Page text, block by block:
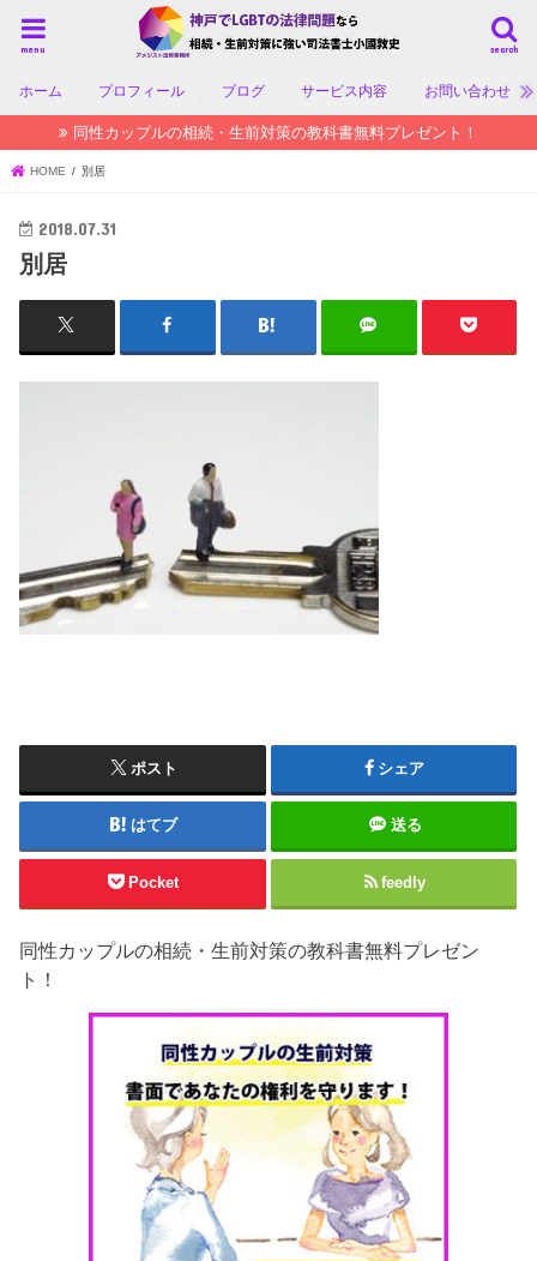
search
menu
ホーム プロフィール ブログ サービス内容 お問い合わせ
同性カップルの相続・生前対策の教科書無料プレゼント！
HOME 別居
2018.07.31
別居
ポスト シェア
はてブ 送る
Pocket feedly
同性カップルの相続・生前対策の教科書無料プレゼン
ト！